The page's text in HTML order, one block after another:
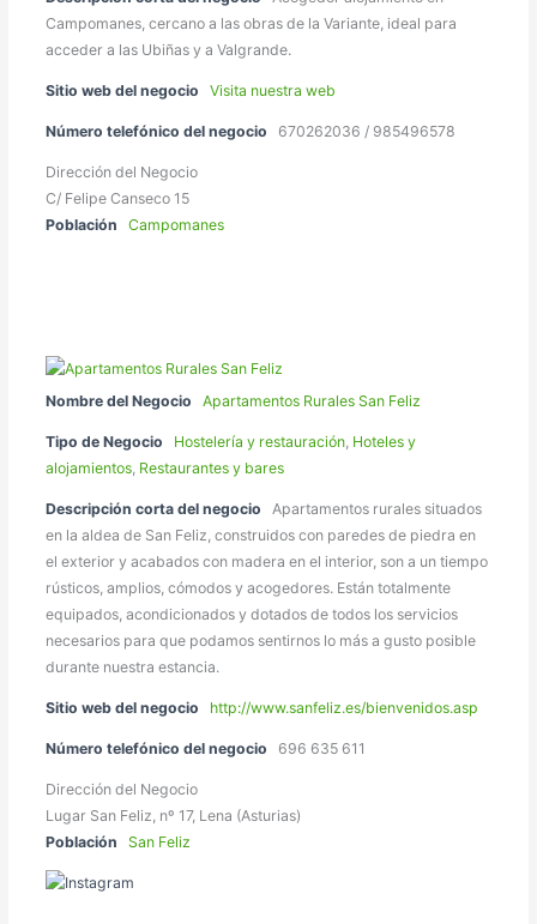
Campomanes, cercano a las obras de la Variante, ideal para
acceder a las Ubiñas y a Valgrande.
Sitio web del negocio Visita nuestra web
Número telefónico del negocio 670262036 / 985496578
Dirección del Negocio
C/ Felipe Canseco 15
Población
Campomanes
Nombre del Negocio Apartamentos Rurales San Feliz
Tipo de Negocio Hostelería y restauración Hoteles y
alojamientos Restaurantes y bares
Descripción corta del negocio
Apartamentos rurales situados
en la aldea de San Feliz, construidos con paredes de piedra en
el exterior y acabados con madera en el interior, son a un tiempo
rústicos, amplios, cómodos y acogedores. Están totalmente
equipados, acondicionados y dotados de todos los servicios
necesarios para que podamos sentirnos lo más a gusto posible
durante nuestra estancia.
Sitio web del negocio http://www.sanfeliz.es/bienvenidos.asp
Número telefónico del negocio 696 635 611
Dirección del Negocio
Lugar San Feliz, nº 17, Lena (Asturias)
Población
San Feliz